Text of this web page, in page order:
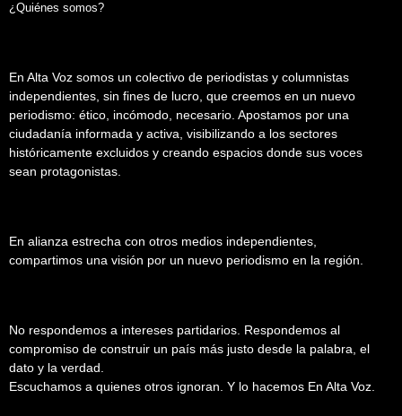
¿Quiénes somos?
En Alta Voz somos un colectivo de periodistas y columnistas
independientes, sin fines de lucro, que creemos en un nuevo
periodismo: ético, incómodo, necesario. Apostamos por una
ciudadanía informada y activa, visibilizando a los sectores
históricamente excluidos y creando espacios donde sus voces
sean protagonistas.
En alianza estrecha con otros medios independientes,
compartimos una visión por un nuevo periodismo en la región.
No respondemos a intereses partidarios. Respondemos al
compromiso de construir un país más justo desde la palabra, el
dato y la verdad.
Escuchamos a quienes otros ignoran. Y lo hacemos En Alta Voz.